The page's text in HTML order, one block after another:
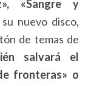
«Sangre y
nuevo disco,
de temas de
salvará el
fronteras» o